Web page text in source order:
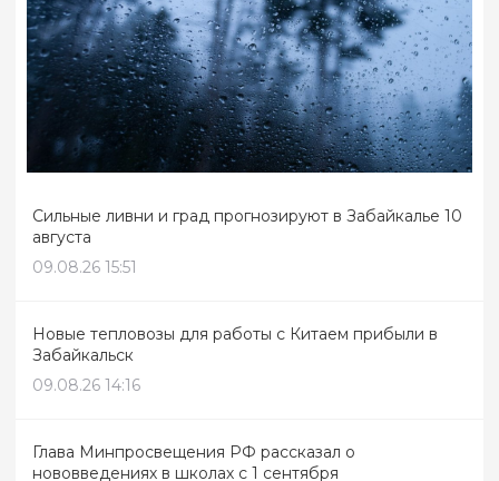
Сильные ливни и град прогнозируют в Забайкалье 10
августа
09.08.26 15:51
Новые тепловозы для работы с Китаем прибыли в
Забайкальск
09.08.26 14:16
Глава Минпросвещения РФ рассказал о
нововведениях в школах с 1 сентября